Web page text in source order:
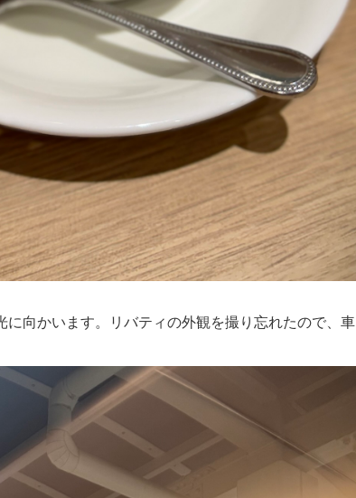
に向かいます。リバティの外観を撮り忘れたので、車